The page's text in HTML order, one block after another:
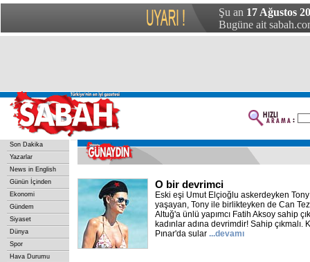
Şu an 17 Ağustos
Bugüne ait
Son Dakika
Yazarlar
News in English
Günün İçinden
Ekonomi
Gündem
Siyaset
Dünya
Spor
Hava Durumu
O bir devrimci
Eski eşi Umut Elçioğlu askerdeyken
yaşayan, Tony ile birlikteyken de Can
Altuğ'a ünlü yapımcı Fatih Aksoy sahip
kadınlar adına devrimdir! Sahip çıkmalı.
Pınar'da sular ...devamı